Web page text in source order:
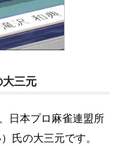
大三元
日本プロ麻雀連盟所
氏の大三元です。